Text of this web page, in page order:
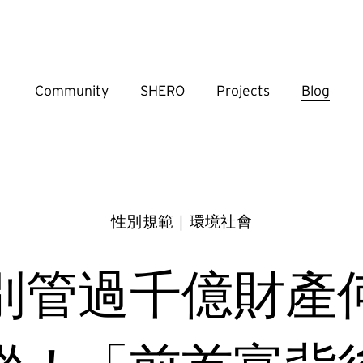
Community SHERO Projects Blog
管過千億財產
性別規範｜環境社會